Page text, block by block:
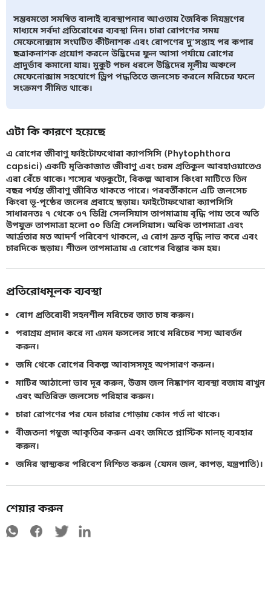
সম্ভবমতো সমন্বিত বালাই ব্যবস্থাপনার আওতায় জৈবিক নিয়ন্ত্রণের
মাধ্যমে সর্বদা প্রতিরোধের ব্যবস্থা নিন। চারা রোপণের সময়
মেফেনোক্সাম সংঘটিত কীটনাশক এবং রোপণের দু’সপ্তাহ পর কপার
ছত্রাকনাশক প্রয়োগ করলে উদ্ভিদের ফুল আসা পর্যায়ে রোগের
প্রাদুর্ভাব কমানো যায়। মুকুট পচন ধরলে উদ্ভিদের মূলীয় অঞ্চলে
মেফেনোক্সাম সহযোগে ড্রিপ পদ্ধতিতে জলসেচ করলে মরিচের ফলে
সংক্রমণ সীমিত থাকে।
এটা কি কারণে হয়েছে
এ রোগের জীবাণু ফাইটোফথোরা ক্যাপসিসি (Phytophthora
capsici) একটি মৃত্তিকাজাত জীবাণু এবং চরম প্রতিকুল আবহাওয়াতেও
এরা বেঁচে থাকে। শস্যের খড়কুটো, বিকল্প আবাস কিংবা মাটিতে তিন
বছর পর্যন্ত জীবাণু জীবিত থাকতে পারে। পরবর্তীকালে এটি জলসেচ
কিংবা ভূ-পৃষ্ঠের জলের প্রবাহে ছড়ায়। ফাইটোফথোরা ক্যাপসিসি
সাধারনতঃ ৭ থেকে ৩৭ ডিগ্রি সেলসিয়াস তাপমাত্রায় বৃদ্ধি পায় তবে অতি
উপযুক্ত তাপমাত্রা হলো ৩০ ডিগ্রি সেলসিয়াস। অধিক তাপমাত্রা এবং
আর্দ্রতার মত আদর্শ পরিবেশ থাকলে, এ রোগ দ্রুত বৃদ্ধি লাভ করে এবং
চারদিকে ছড়ায়। শীতল তাপমাত্রায় এ রোগের বিস্তার কম হয়।
প্রতিরোধমূলক ব্যবস্থা
রোগ প্রতিরোধী সহনশীল মরিচের জাত চাষ করুন।
পরাশ্রয় প্রদান করে না এমন ফসলের সাথে মরিচের শস্য আবর্তন
করুন।
জমি থেকে রোগের বিকল্প আবাসসমূহ অপসারণ করুন।
মাটির আঠালো ভাব দূর করুন, উত্তম জল নিষ্কাশন ব্যবস্থা বজায় রাখুন
এবং অতিরিক্ত জলসেচ পরিহার করুন।
চারা রোপণের পর যেন চারার গোড়ায় কোন গর্ত না থাকে।
বীজতলা গম্বুজ আকৃতির করুন এবং জমিতে প্লাস্টিক মালচ্‌ ব্যবহার
করুন।
জমির স্বাস্থ্যকর পরিবেশ নিশ্চিত করুন (যেমন জল, কাপড়, যন্ত্রপাতি)।
শেয়ার করুন